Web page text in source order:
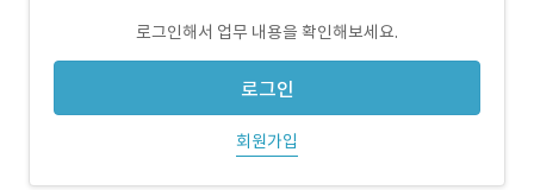
로그인해서 업무 내용을 확인해보세요.
로그인
회원가입